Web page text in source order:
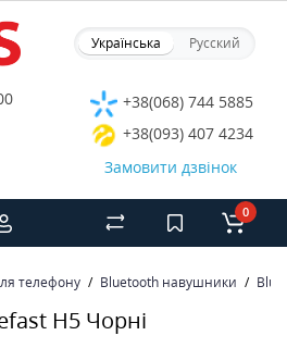
Українська Русский
+38(068) 744 5885
+38(093) 407 4234
Замовити дзвінок
0
телефону Bluetooth навушники
H5 Чорні